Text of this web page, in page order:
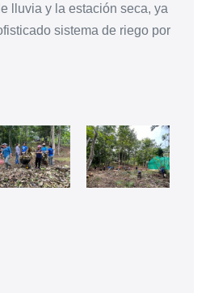
lluvia y la estación seca, ya
sistema de riego por